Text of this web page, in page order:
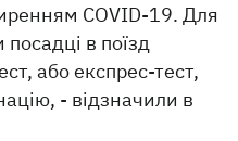
COVID-19. Для
в поїзд
або експрес-тест,
- відзначили в